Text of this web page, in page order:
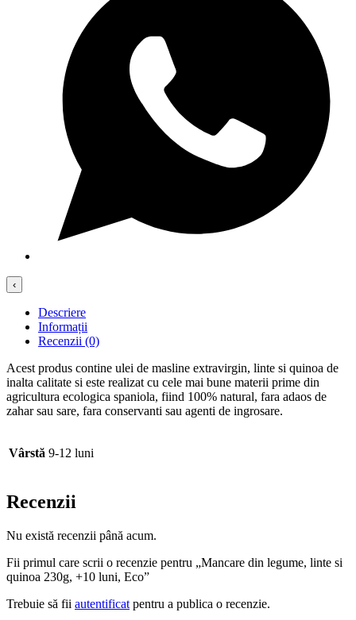
‹
Descriere
Informații
Recenzii (0)
Acest produs contine ulei de masline extravirgin, linte si quinoa de
inalta calitate si este realizat cu cele mai bune materii prime din
agricultura ecologica spaniola, fiind 100% natural, fara adaos de
zahar sau sare, fara conservanti sau agenti de ingrosare.
Vârstă 9-12 luni
Recenzii
Nu există recenzii până acum.
Fii primul care scrii o recenzie pentru „Mancare din legume, linte si
quinoa 230g, +10 luni, Eco”
Trebuie să fii autentificat pentru a publica o recenzie.